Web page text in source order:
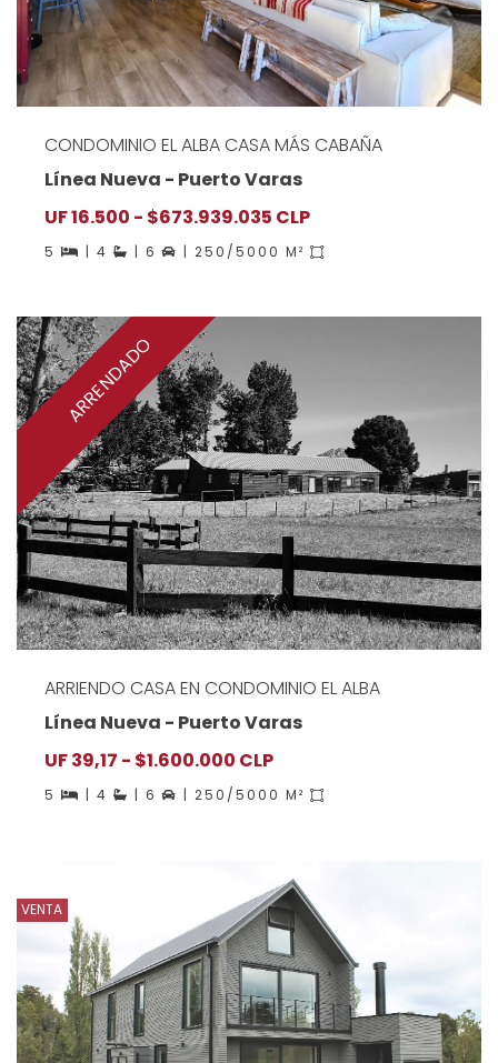
CONDOMINIO EL ALBA CASA MÁS CABAÑA
Línea Nueva - Puerto Varas
UF 16.500 - $673.939.035 CLP
5 | 4 | 6 | 250/5000 M²
ARRENDADO
ARRIENDO CASA EN CONDOMINIO EL ALBA
Línea Nueva - Puerto Varas
UF 39,17 - $1.600.000 CLP
5 | 4 | 6 | 250/5000 M²
VENTA